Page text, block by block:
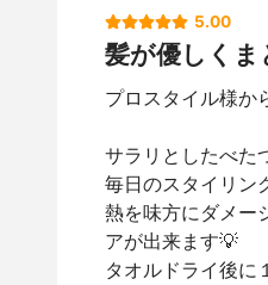
5.00
髪が優しく
プロスタイル様か
サラリとしたべた
毎日のスタイリン
熱を味方にダメー
アが出来ます💡
タオルドライ後に